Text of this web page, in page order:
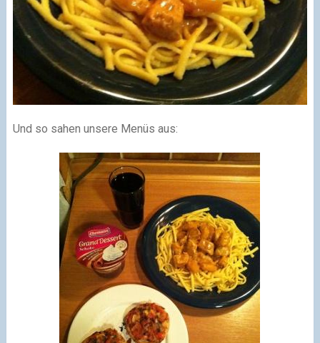
Und so sahen unsere Menüs aus: